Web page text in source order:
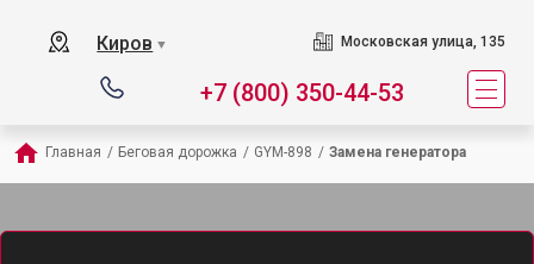
Киров ▼ Московская улица, 135
+7 (800) 350-44-53
Главная / Беговая дорожка / GYM-898 / Замена генератора